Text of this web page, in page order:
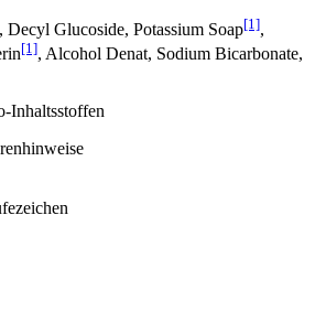
Glucoside, Potassium Soap[1],
[1], Alcohol Denat, Sodium Bicarbonate,
Inhaltsstoffen